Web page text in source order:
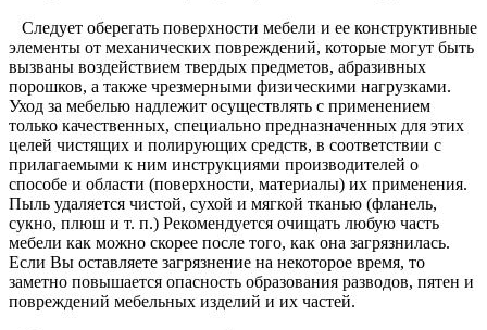
Следует оберегать поверхности мебели и ее конструктивные
элементы от механических повреждений, которые могут быть
вызваны воздействием твердых предметов, абразивных
порошков, а также чрезмерными физическими нагрузками.
Уход за мебелью надлежит осуществлять с применением
только качественных, специально предназначенных для этих
целей чистящих и полирующих средств, в соответствии с
прилагаемыми к ним инструкциями производителей о
способе и области (поверхности, материалы) их применения.
Пыль удаляется чистой, сухой и мягкой тканью (фланель,
сукно, плюш и т. п.) Рекомендуется очищать любую часть
мебели как можно скорее после того, как она загрязнилась.
Если Вы оставляете загрязнение на некоторое время, то
заметно повышается опасность образования разводов, пятен и
повреждений мебельных изделий и их частей.